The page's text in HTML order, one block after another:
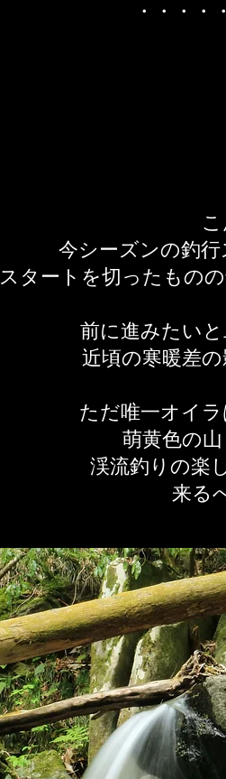
・・・・
今シーズンの釣
スタートを切ったもの
前に進みたい
近頃の寒暖差
ただ唯一オイ
萌黄色の
渓流釣りの楽
来る